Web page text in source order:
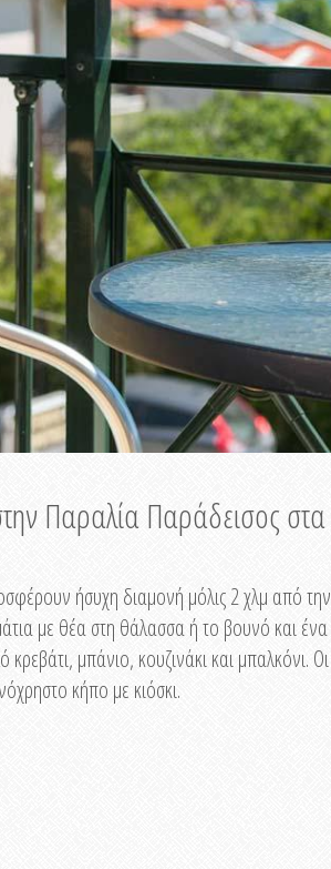
Παραλία Παράδεισος στα
ήσυχη διαμονή μόλις 2 χλμ από την
με θέα στη θάλασσα ή το βουνό και ένα
μπάνιο, κουζινάκι και μπαλκόνι. Οι
κήπο με κιόσκι.